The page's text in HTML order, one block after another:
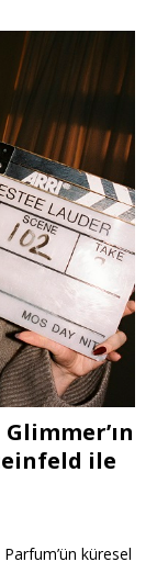
ile
küresel